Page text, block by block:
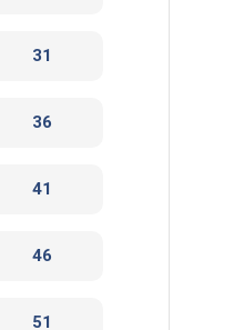
31
36
41
46
51